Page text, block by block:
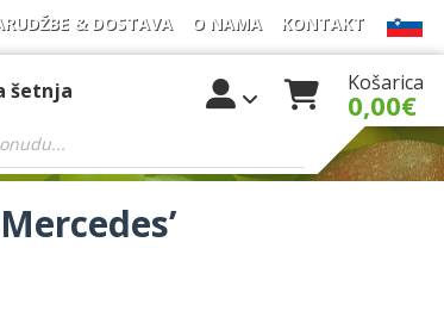
& DOSTAVA O NAMA KONTAKT
šetnja Košarica
0,00€